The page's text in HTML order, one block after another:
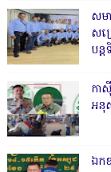
សម
សម្
បន្
កា
អនុ
ឯក